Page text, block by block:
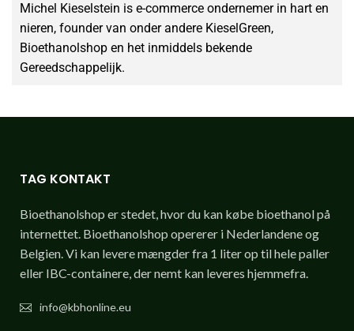
Michel Kieselstein is e-commerce ondernemer in hart en
nieren, founder van onder andere KieselGreen,
Bioethanolshop en het inmiddels bekende
Gereedschappelijk.
TAG KONTAKT
Bioethanolshop er stedet, hvor du kan købe bioethanol på
internettet. Bioethanolshop opererer i Nederlandene og
Belgien. Vi kan levere mængder fra 1 liter op til hele paller
eller IBC-containere, der nemt kan leveres hjemmefra.
info@kbhonline.eu